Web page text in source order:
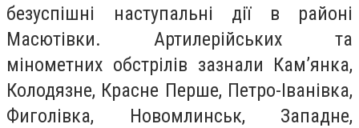
безуспішні наступальні дії в районі
Масютівки. Артилерійських та
мінометних обстрілів зазнали Кам’янка,
Колодязне, Красне Перше, Петро-Іванівка,
Фиголівка, Новомлинськ, Западне,